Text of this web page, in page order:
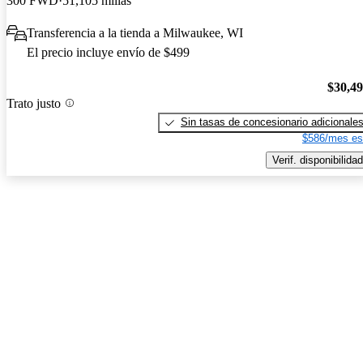
Transferencia a la tienda a Milwaukee, WI
El precio incluye envío de $499
Trato justo
Sin tasas de concesionario adicionales
$586/mes
Verif. disponibilidad